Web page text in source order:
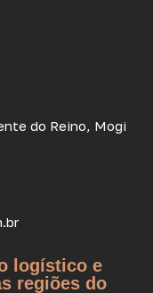
do Reino, Mogi
logístico e
regiões do